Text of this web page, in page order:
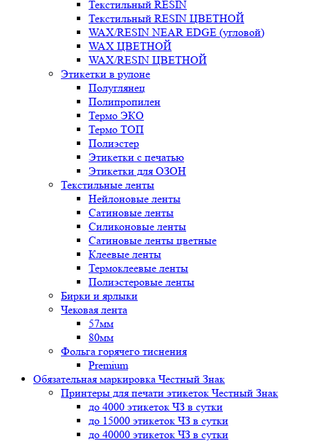
Текстильный RESIN
Текстильный RESIN ЦВЕТНОЙ
WAX/RESIN NEAR EDGE (угловой)
WAX ЦВЕТНОЙ
WAX/RESIN ЦВЕТНОЙ
Этикетки в рулоне
Полуглянец
Полипропилен
Термо ЭКО
Термо ТОП
Полиэстер
Этикетки с печатью
Этикетки для ОЗОН
Текстильные ленты
Нейлоновые ленты
Сатиновые ленты
Силиконовые ленты
Сатиновые ленты цветные
Клеевые ленты
Термоклеевые ленты
Полиэстеровые ленты
Бирки и ярлыки
Чековая лента
57мм
80мм
Фольга горячего тиснения
Premium
Обязательная маркировка Честный Знак
Принтеры для печати этикеток Честный Знак
до 4000 этикеток ЧЗ в сутки
до 15000 этикеток ЧЗ в сутки
до 40000 этикеток ЧЗ в сутки